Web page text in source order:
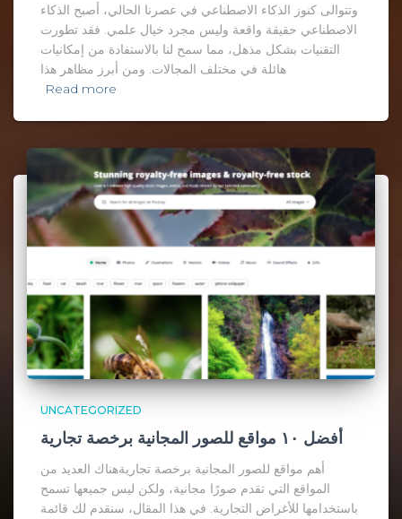
وتتوالى كنوز الذكاء الاصطناعي في عصرنا الحالي، أصبح الذكاء
الاصطناعي حقيقة واقعة وليس مجرد خيال علمي. فقد تطورت
التقنيات بشكل مذهل، مما سمح لنا بالاستفادة من إمكانيات
هائلة في مختلف المجالات. ومن أبرز مظاهر هذا
Read more
UNCATEGORIZED
أفضل ١٠ مواقع للصور المجانية برخصة تجارية
أهم مواقع للصور المجانية برخصة تجاريةهناك العديد من
المواقع التي تقدم صورًا مجانية، ولكن ليس جميعها تسمح
باستخدامها للأغراض التجارية. في هذا المقال، سنقدم لك قائمة